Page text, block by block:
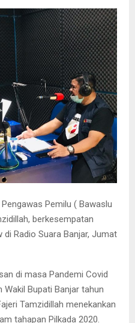
Pemilu ( Bawaslu
berkesempatan
Radio Suara Banjar, Jumat
di masa Pandemi Covid
Wakil Bupati Banjar tahun
Tamzidillah menekankan
tahapan Pilkada 2020.